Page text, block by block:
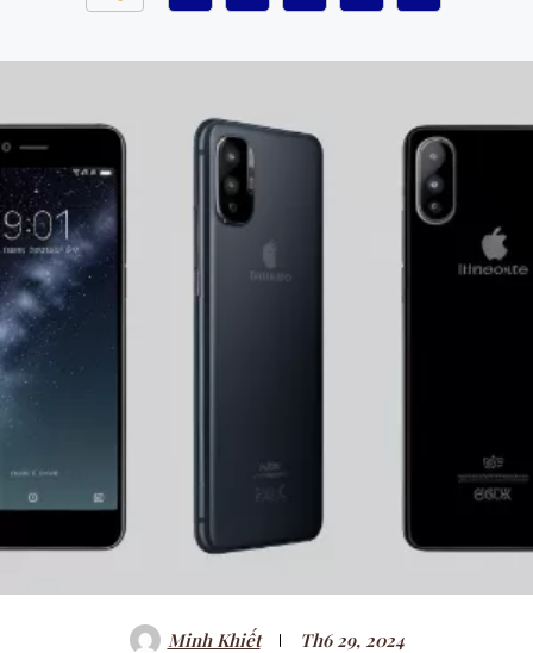
Minh Khiết Th6 29, 2024